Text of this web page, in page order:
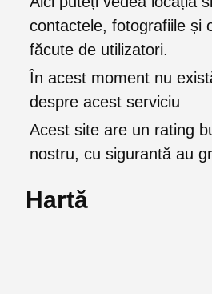
contactele, fotografiile și
făcute de utilizatori.
În acest moment nu
despre acest serviciu
Acest site are un rating
nostru, cu sigurantă au
Hartă